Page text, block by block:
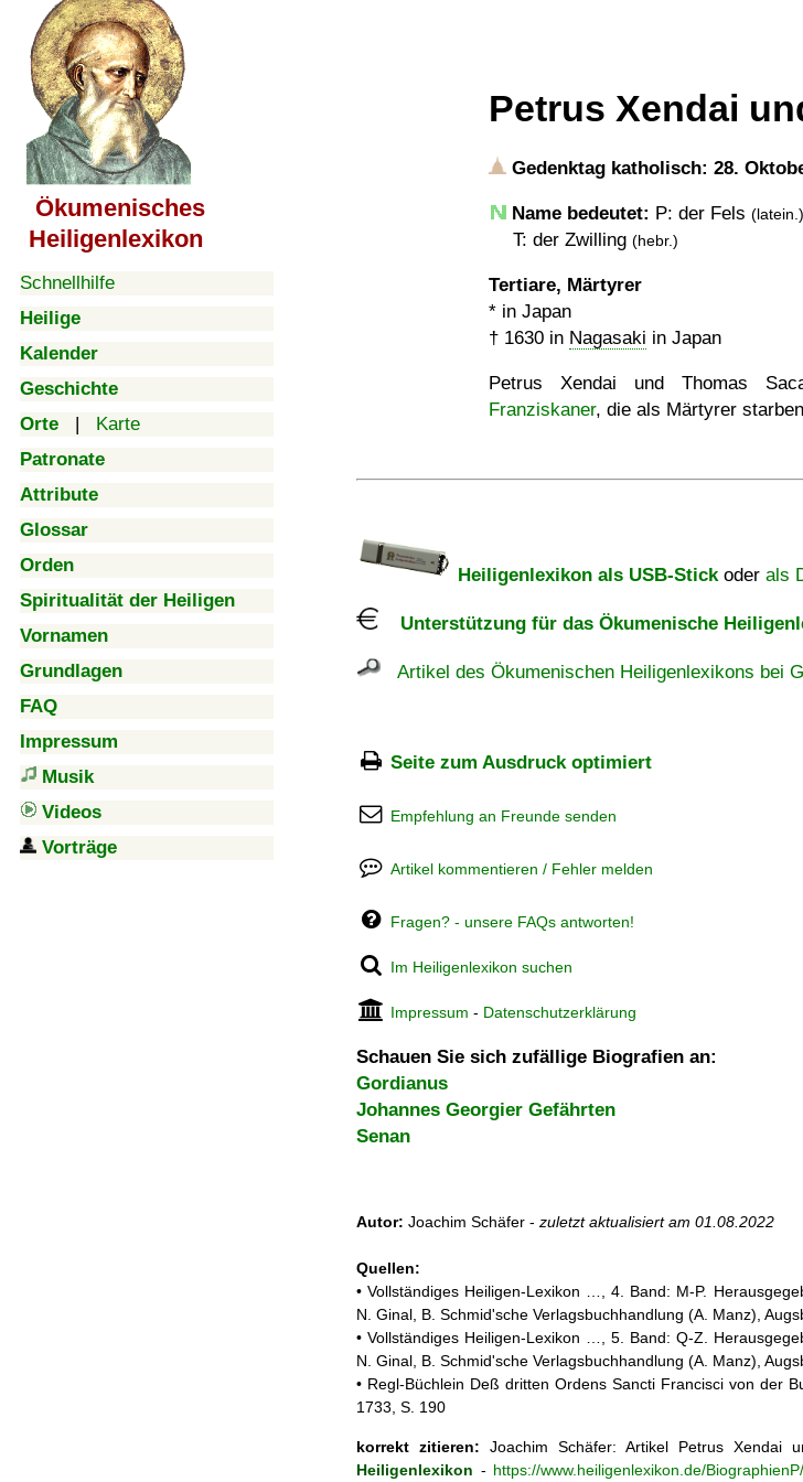
Ökumenisches
Heiligenlexikon
Schnellhilfe
Heilige
Kalender
Geschichte
Orte | Karte
Patronate
Attribute
Glossar
Orden
Spiritualität der Heiligen
Vornamen
Grundlagen
FAQ
Impressum
Musik
Videos
Vorträge
Petrus Xendai
Gedenktag katholisch: 28.
Name bedeutet: P: der Fels (latein.)
T: der Zwilling (hebr.)
Tertiare, Märtyrer
* in Japan
† 1630 in Nagasaki in Japan
Petrus Xendai und Thomas
Franziskaner, die als Märtyrer
Heiligenlexikon als USB-Stickoder als
Unterstützung für das Ökumenische
Artikel des Ökumenischen Heiligenlexikons bei
Seite zum Ausdruck optimiert
Empfehlung an Freunde senden
Artikel kommentieren / Fehler melden
Fragen? - unsere FAQs antworten!
Im Heiligenlexikon suchen
Impressum - Datenschutzerklärung
Schauen Sie sich zufällige Biografien an:
Gordianus
Johannes Georgier Gefährten
Senan
Autor: Joachim Schäfer - zuletzt aktualisiert am 01.08.2022
Quellen:
• Vollständiges Heiligen-Lexikon …, 4. Band: M-P.
N. Ginal, B. Schmid'sche Verlagsbuchhandlung (A. Manz),
• Vollständiges Heiligen-Lexikon …, 5. Band: Q-Z.
N. Ginal, B. Schmid'sche Verlagsbuchhandlung (A. Manz),
• Regl-Büchlein Deß dritten Ordens Sancti Francisci von der
1733, S. 190
korrekt zitieren: Joachim Schäfer: Artikel Petrus Xendai
Heiligenlexikon - https://www.heiligenlexikon.de/